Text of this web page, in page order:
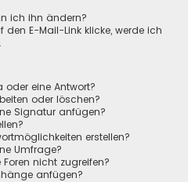
ich ihn ändern?
E-Mail-Link klicke, werde ich
oder eine Antwort?
oder löschen?
Signatur anfügen?
erstellen?
Umfrage?
nicht zugreifen?
anfügen?